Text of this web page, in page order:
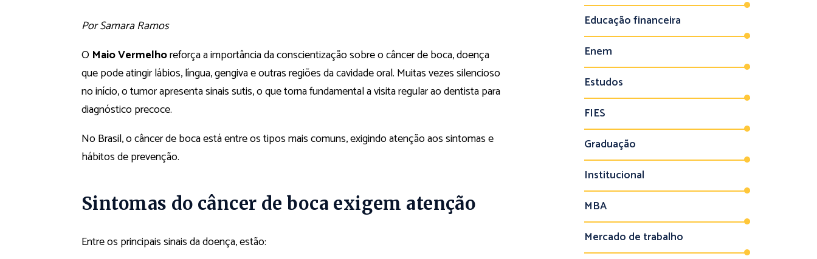
Por Samara Ramos
O Maio Vermelhoreforça a importância da conscientização sobre o câncer de boca, doença
que pode atingir lábios, língua, gengiva e outras regiões da cavidade oral. Muitas vezes silencioso
no início, o tumor apresenta sinais sutis, o que torna fundamental a visita regular ao dentista para
diagnóstico precoce.
No Brasil, o câncer de boca está entre os tipos mais comuns, exigindo atenção aos sintomas e
hábitos de prevenção.
Sintomas do câncer de boca exigem atenção
Entre os principais sinais da doença, estão:
Educação financeira
Enem
Estudos
FIES
Graduação
Institucional
MBA
Mercado de trabalho